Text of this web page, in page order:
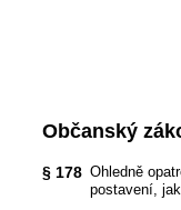
Občanský
§ 178 Ohledně
postavení,